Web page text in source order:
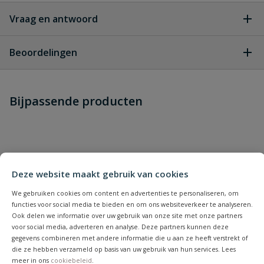
Deze website maakt gebruik van cookies
We gebruiken cookies om content en advertenties te personaliseren, om
functies voor social media te bieden en om ons websiteverkeer te analyseren.
Ook delen we informatie over uw gebruik van onze site met onze partners
voor social media, adverteren en analyse. Deze partners kunnen deze
gegevens combineren met andere informatie die u aan ze heeft verstrekt of
die ze hebben verzameld op basis van uw gebruik van hun services. Lees
meer in ons cookiebeleid
Vraag en antwoord
dit product?
Beoordelingen
Schrijf zelf een beoordeling
Uw waardering:
Naam
Bijpassende producten